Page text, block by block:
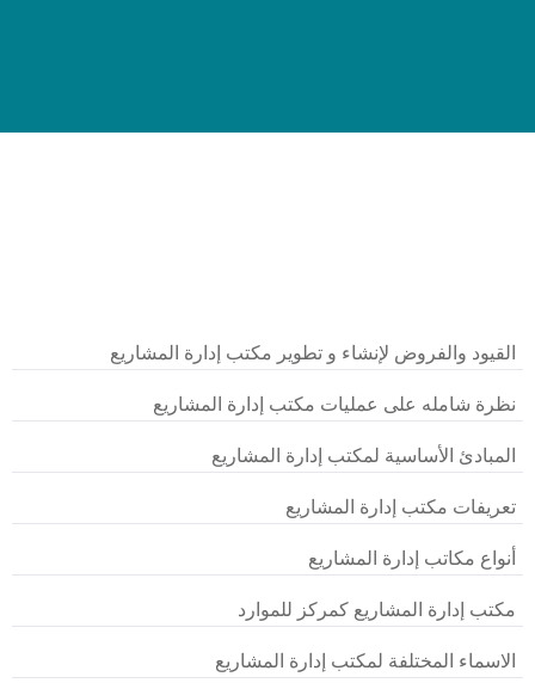
القيود والفروض لإنشاء و تطوير مكتب إدارة المشاريع
نظرة شامله على عمليات مكتب إدارة المشاريع
المبادئ الأساسية لمكتب إدارة المشاريع
تعريفات مكتب إدارة المشاريع
أنواع مكاتب إدارة المشاريع
مكتب إدارة المشاريع كمركز للموارد
الاسماء المختلفة لمكتب إدارة المشاريع